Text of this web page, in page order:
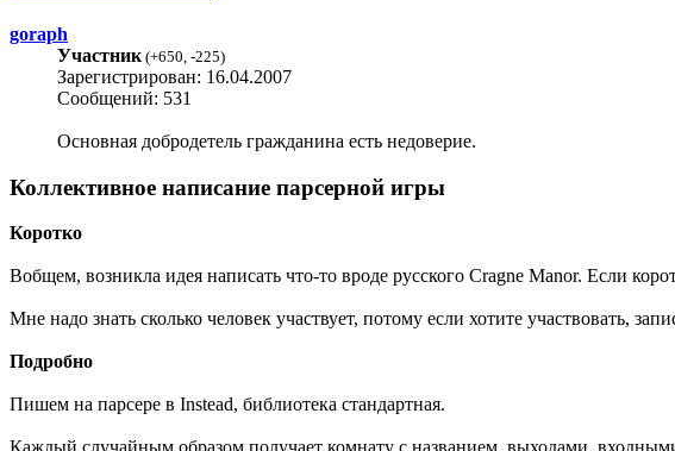
goraph
Участник (+650 -225)
Зарегистрирован: 16.04.2007
Сообщений: 531
Основная добродетель гражданина есть недоверие.
Коллективное написание парсерной игры
Коротко
Вобщем, возникла идея написать что-то вроде русского Cragne Manor. Если
Мне надо знать сколько человек участвует, потому если хотите участвовать,
Подробно
Пишем на парсере в Instead, библиотека стандартная.